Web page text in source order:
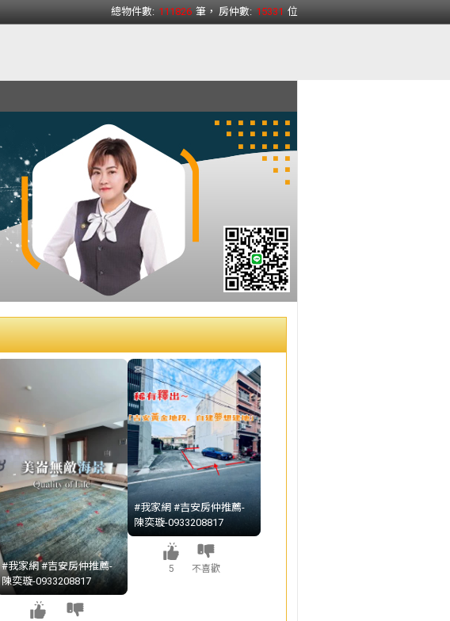
總物件數: 111826 筆， 房仲數: 15331 位
#我家網 #吉安房仲推薦-
陳奕璇-0933208817
#我家網 #吉安房仲推薦-
陳奕璇-0933208817
5 不喜歡